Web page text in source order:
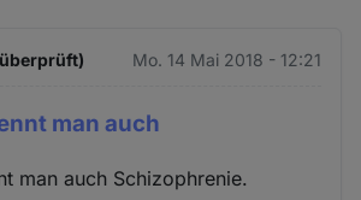
Mo. 14 Mai 2018 - 12:21
man auch
man auch Schizophrenie.